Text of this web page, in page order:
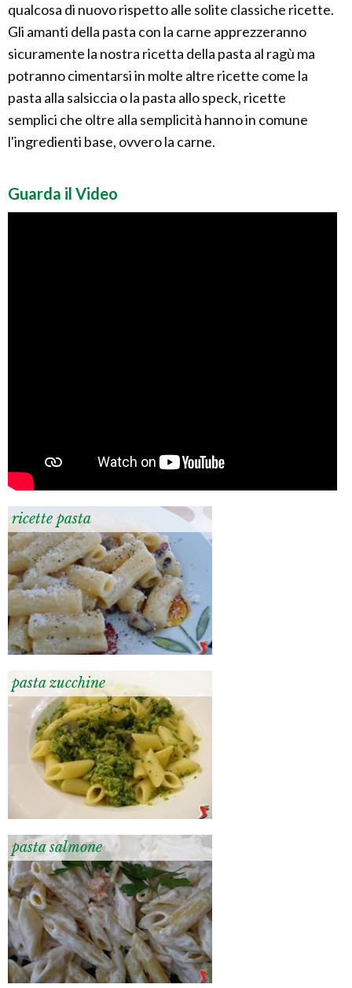
qualcosa di nuovo rispetto alle solite classiche ricette.
Gli amanti della pasta con la carne apprezzeranno
sicuramente la nostra ricetta della pasta al ragù ma
potranno cimentarsi in molte altre ricette come la
pasta alla salsiccia o la pasta allo speck, ricette
semplici che oltre alla semplicità hanno in comune
l'ingredienti base, ovvero la carne.
Guarda il Video
ricette pasta
pasta zucchine
pasta salmone